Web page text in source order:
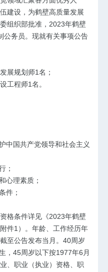
建设，为鹤壁高质量发展
组织部批准，2023年鹤壁
公务员。现就有关事项公告
展规划师1名；
工程师1名。
中国共产党领导和社会主义
；
心理素质；
件；
格条件详见《2023年鹤壁
件1）。年龄、工作经历年
至公告发布当月。40周岁
，45周岁以下按1977年6月
、职业（执业）资格、职